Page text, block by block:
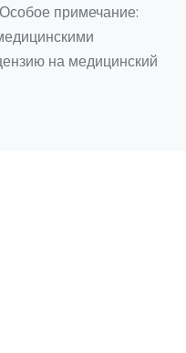
примечание:
на медицинский